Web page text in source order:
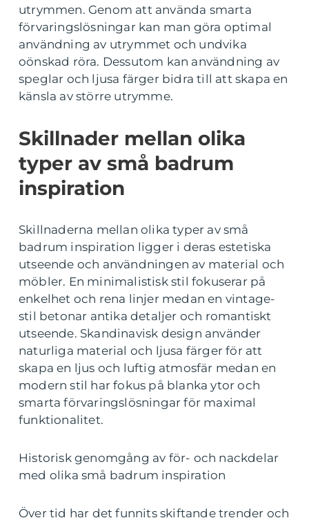
utrymmen. Genom att använda smarta
förvaringslösningar kan man göra optimal
användning av utrymmet och undvika
oönskad röra. Dessutom kan användning av
speglar och ljusa färger bidra till att skapa en
känsla av större utrymme.
Skillnader mellan olika
typer av små badrum
inspiration
Skillnaderna mellan olika typer av små
badrum inspiration ligger i deras estetiska
utseende och användningen av material och
möbler. En minimalistisk stil fokuserar på
enkelhet och rena linjer medan en vintage-
stil betonar antika detaljer och romantiskt
utseende. Skandinavisk design använder
naturliga material och ljusa färger för att
skapa en ljus och luftig atmosfär medan en
modern stil har fokus på blanka ytor och
smarta förvaringslösningar för maximal
funktionalitet.
Historisk genomgång av för- och nackdelar
med olika små badrum inspiration
Över tid har det funnits skiftande trender och